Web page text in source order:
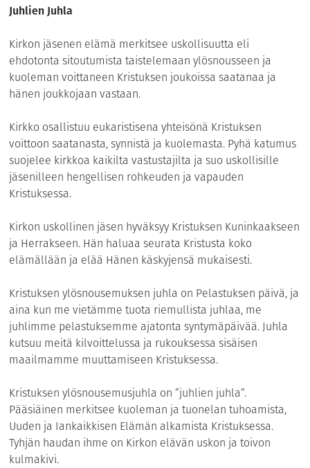
Juhlien Juhla
Kirkon jäsenen elämä merkitsee uskollisuutta eli
ehdotonta sitoutumista taistelemaan ylösnousseen ja
kuoleman voittaneen Kristuksen joukoissa saatanaa ja
hänen joukkojaan vastaan.
Kirkko osallistuu eukaristisena yhteisönä Kristuksen
voittoon saatanasta, synnistä ja kuolemasta. Pyhä katumus
suojelee kirkkoa kaikilta vastustajilta ja suo uskollisille
jäsenilleen hengellisen rohkeuden ja vapauden
Kristuksessa.
Kirkon uskollinen jäsen hyväksyy Kristuksen Kuninkaakseen
ja Herrakseen. Hän haluaa seurata Kristusta koko
elämällään ja elää Hänen käskyjensä mukaisesti.
Kristuksen ylösnousemuksen juhla on Pelastuksen päivä, ja
aina kun me vietämme tuota riemullista juhlaa, me
juhlimme pelastuksemme ajatonta syntymäpäivää. Juhla
kutsuu meitä kilvoittelussa ja rukouksessa sisäisen
maailmamme muuttamiseen Kristuksessa.
Kristuksen ylösnousemusjuhla on ”juhlien juhla”.
Pääsiäinen merkitsee kuoleman ja tuonelan tuhoamista,
Uuden ja Iankaikkisen Elämän alkamista Kristuksessa.
Tyhjän haudan ihme on Kirkon elävän uskon ja toivon
kulmakivi.